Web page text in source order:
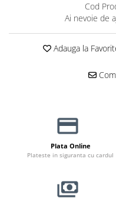
Cod
Ai nevoie de
Adauga la
Plata Online
Plateste in siguranta cu cardul